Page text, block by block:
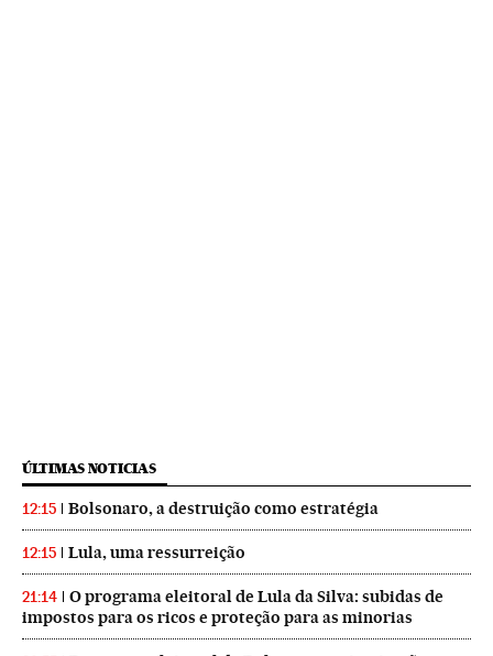
ÚLTIMAS NOTICIAS
12:15 Bolsonaro, a destruição como estratégia
12:15 Lula, uma ressurreição
21:14
O programa eleitoral de Lula da Silva: subidas de
impostos para os ricos e proteção para as minorias